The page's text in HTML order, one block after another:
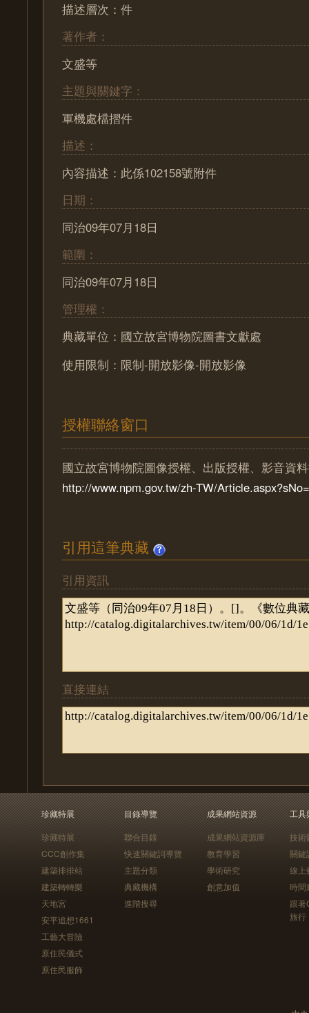
描述層次：件
著作者：
文盛等
主題與關鍵字：
軍機處檔摺件
描述：
內容描述：此係102158號附件
日期：
同治09年07月18日
範圍：
同治09年07月18日
管理權：
典藏單位：國立故宮博物院圖書文獻處
使用限制：限制-開放影像-開放影像
授權聯絡窗口
國立故宮博物院圖像授權、出版授權、影音資
http://www.npm.gov.tw/zh-TW/
引用這筆典藏
引用資訊
直接連結
珍藏特展
珍藏特展
CCC創作集
建築排排站
建築轉轉樂
天地宮
安平追想1661
工藝大冒險
原住民儀式
原住民服飾
目錄導覽
聯合目錄
快速關鍵詞導覽
主題分類
典藏機構
進階搜尋
成果網站資源
成果網站資源庫
教育學習
學術研究
創意加值
工具
技術
關鍵
線上
時間
跟
旅行